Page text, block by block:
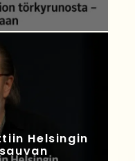
Helsingin